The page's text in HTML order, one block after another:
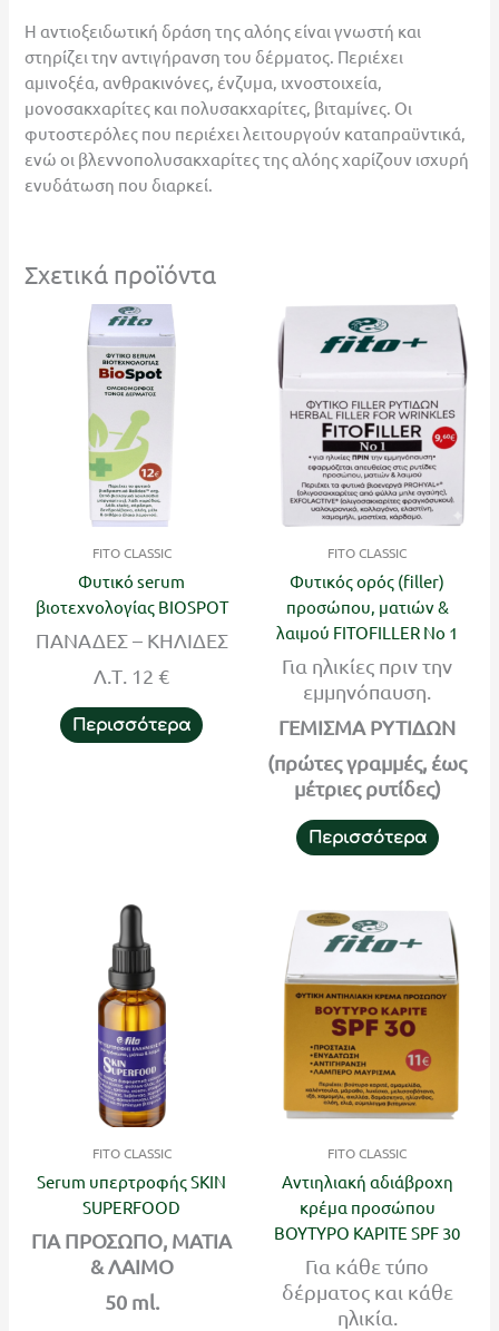
Η αντιοξειδωτική δράση της αλόης είναι γνωστή και
στηρίζει την αντιγήρανση του δέρματος. Περιέχει
αμινοξέα, ανθρακινόνες, ένζυμα, ιχνοστοιχεία,
μονοσακχαρίτες και πολυσακχαρίτες, βιταμίνες. Οι
φυτοστερόλες που περιέχει λειτουργούν καταπραϋντικά,
ενώ οι βλεννοπολυσακχαρίτες της αλόης χαρίζουν ισχυρή
ενυδάτωση που διαρκεί.
Σχετικά προϊόντα
FITO CLASSIC
Φυτικό serum
βιοτεχνολογίας BIOSPOT
ΠΑΝΑΔΕΣ – ΚΗΛΙΔΕΣ
Λ.Τ. 12 €
Περισσότερα
FITO CLASSIC
Φυτικός ορός (filler)
προσώπου, ματιών &
λαιμού FITOFILLER Νο 1
Για ηλικίες πριν την
εμμηνόπαυση.
ΓΕΜΙΣΜΑ ΡΥΤΙΔΩΝ
(πρώτες γραμμές, έως
μέτριες ρυτίδες)
Περισσότερα
FITO CLASSIC
Serum υπερτροφής SKIN
SUPERFOOD
ΓΙΑ ΠΡΟΣΩΠΟ, ΜΑΤΙΑ
& ΛΑΙΜΟ
50 ml.
FITO CLASSIC
Αντιηλιακή αδιάβροχη
κρέμα προσώπου
ΒΟΥΤΥΡΟ ΚΑΡΙΤΕ SPF 30
Για κάθε τύπο
δέρματος και κάθε
ηλικία.